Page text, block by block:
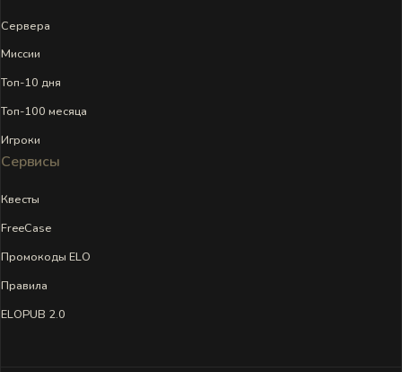
Сервера
Миссии
Топ-10 дня
Топ-100 месяца
Игроки
Сервисы
Квесты
FreeCase
Промокоды ELO
Правила
ELOPUB 2.0